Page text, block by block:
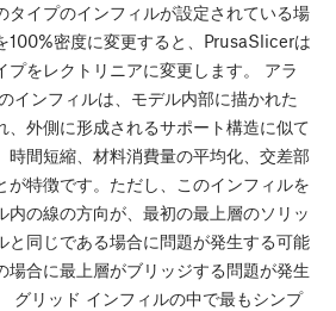
タイプのインフィルが設定されている場
100%密度に変更すると、PrusaSlicerは
プをレクトリニアに変更します。 アラ
インフィルは、モデル内部に描かれた
、外側に形成されるサポート構造に似て
時間短縮、材料消費量の平均化、交差部
が特徴です。ただし、このインフィルを
内の線の方向が、最初の最上層のソリッ
と同じである場合に問題が発生する可能
場合に最上層がブリッジする問題が発生
グリッド インフィルの中で最もシンプ